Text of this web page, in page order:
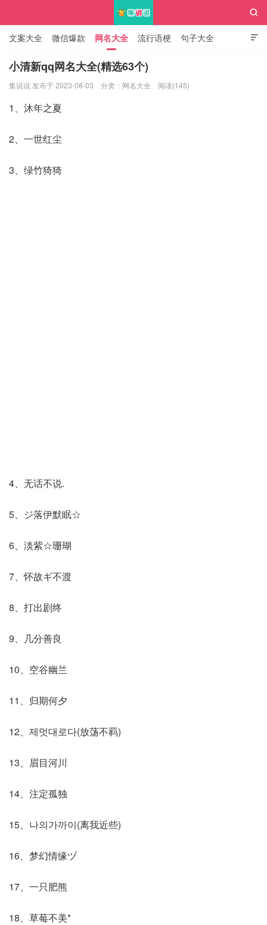

文案大全 微信爆款 网名大全 流行语梗 句子大全
知识大全

小清新qq网名大全(精选63个)
集说说 发布于 2023-08-03 分类： 网名大全 阅读(145)
1、沐年之夏
2、一世红尘
3、绿竹猗猗
4、无话不说.
5、ジ落伊默眠☆
6、淡紫☆珊瑚
7、怀故ギ不渡
8、打出剧终
9、几分善良
10、空谷幽兰
11、归期何夕
12、제멋대로다(放荡不羁)
13、眉目河川
14、注定孤独
15、나의가까이(离我近些)
16、梦幻情缘ヅ
17、一只肥熊
18、草莓不美*